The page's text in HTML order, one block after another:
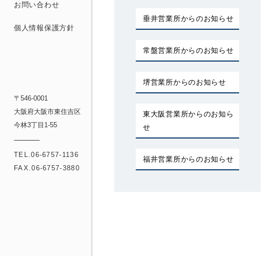
お問い合わせ
個人情報保護方針
〒546-0001
大阪府大阪市東住吉区
今林3丁目1-55
TEL.06-6757-1136
FAX.06-6757-3880
垂井営業所からのお知らせ
常盤営業所からのお知らせ
堺営業所からのお知らせ
東大阪営業所からのお知ら
せ
福井営業所からのお知らせ